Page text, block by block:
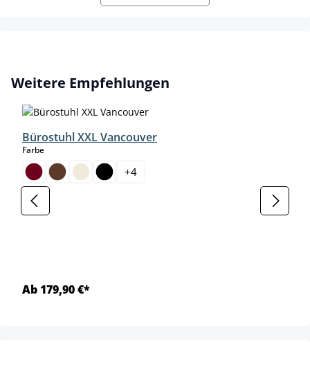
Produktgalerie überspringen
Weitere Empfehlungen
Bürostuhl XXL Vancouver
Farbeauswählen
+4
Ab 179,90 €*